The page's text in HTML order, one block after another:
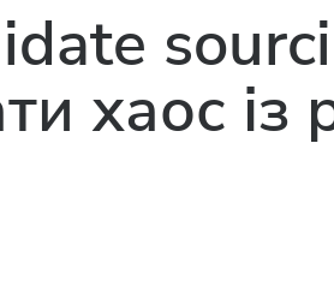
хаос із